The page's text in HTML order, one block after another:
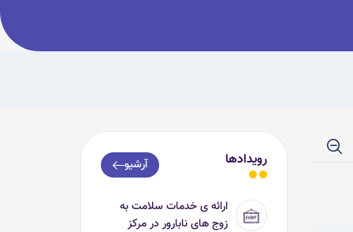
رویدادها آرشیو
ارائه ی خدمات سلامت به
زوج های نابارور در مرکز